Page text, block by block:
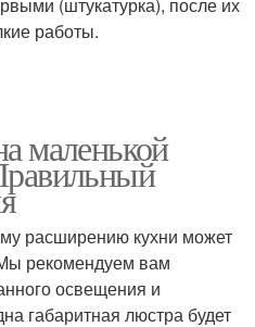
(штукатурка), после их
работы.
маленькой
расширению кухни может
рекомендуем вам
освещения и
габаритная люстра будет